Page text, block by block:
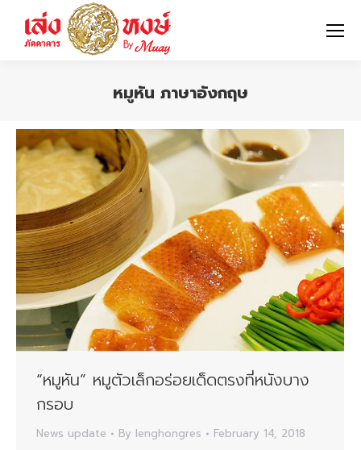
หมูหัน ภาษาอังกฤษ
“หมูหัน” หมูตัวเล็กอร่อยเด็ดตรงที่หนังบาง
กรอบ
News update By lenghongres February 14, 2018